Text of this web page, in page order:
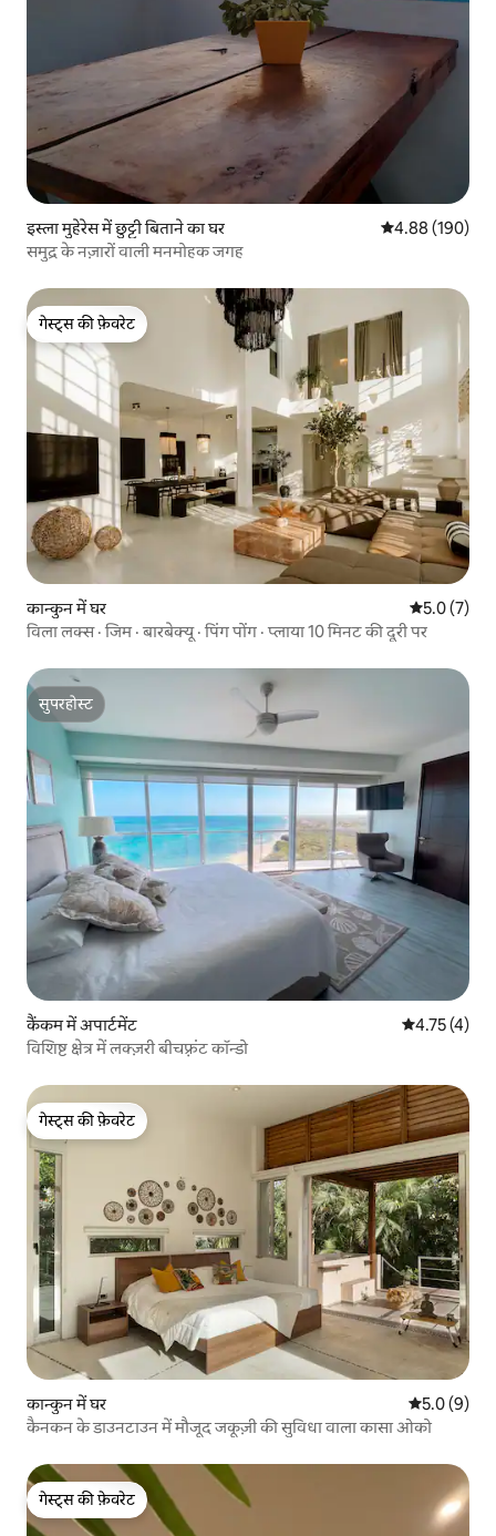
इस्ला मुहेरेस में छुट्टी बिताने का घर औसत रेटिंग 5 में से
4.88 (190)
समुद्र के नज़ारों वाली मनमोहक जगह
गेस्ट्स की फ़ेवरेट
गेस्ट्स की फ़ेवरेट
कान्कुन में घर औसत रेटिंग 5
5.0 (7)
विला लक्स · जिम · बारबेक्यू · पिंग पोंग · प्लाया 10 मिनट की दूरी पर
सुपरहोस्ट
सुपरहोस्ट
कैंकम में अपार्टमेंट औसत रेटिंग 5
4.75 (4)
विशिष्ट क्षेत्र में लक्ज़री बीचफ़्रंट कॉन्डो
गेस्ट्स की फ़ेवरेट
गेस्ट्स की फ़ेवरेट
कान्कुन में घर औसत रेटिंग 5
5.0 (9)
कैनकन के डाउनटाउन में मौजूद जकूज़ी की सुविधा वाला कासा ओको
गेस्ट्स की फ़ेवरेट
गेस्ट्स की फ़ेवरेट